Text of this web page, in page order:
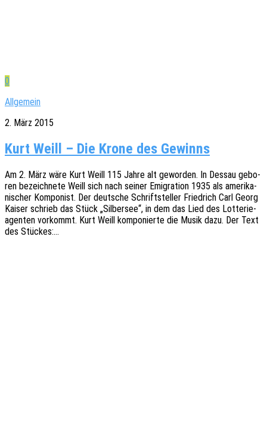
0
Allgemein
2. März 2015
Kurt Weill – Die Krone des Gewinns
Am 2. März wäre Kurt Weill 115 Jahre alt gewor­den. In Dessau gebo­
ren bezeich­ne­te Weill sich nach seiner Emigra­ti­on 1935 als ameri­ka­
ni­scher Kompo­nist. Der deut­sche Schrift­stel­ler Fried­rich Carl Georg
Kaiser schrieb das Stück „Silber­see“, in dem das Lied des Lotte­rie­
agen­ten vorkommt. Kurt Weill kompo­nier­te die Musik dazu. Der Text
des Stückes:…